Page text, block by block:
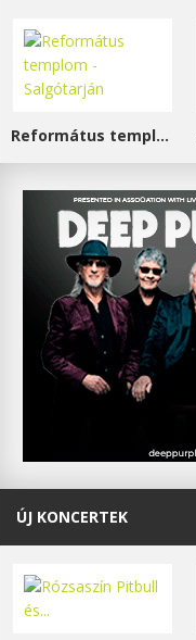
Református templom - Salgótarján
ÚJ KONCERTEK